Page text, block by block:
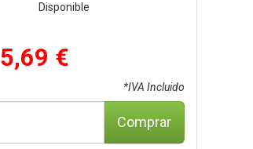
Disponible
5,69 €
*IVA Incluido
Comprar